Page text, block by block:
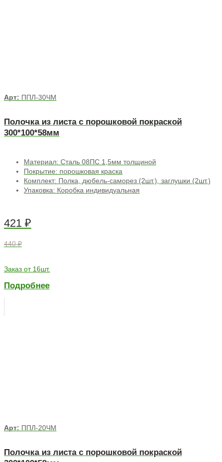
Арт: ППЛ-30ЧМ
Полочка из листа с порошковой покраской
300*100*58мм
Материал: Сталь 08ПС 1,5мм толщиной
Покрытие: порошковая краска
Комплект: Полка, дюбель-саморез (2шт.), заглушки (2шт.)
Упаковка: Коробка индивидуальная
421 ₽
440 ₽
Заказ от 16шт.
Подробнее
Арт: ППЛ-20ЧМ
Полочка из листа с порошковой покраской